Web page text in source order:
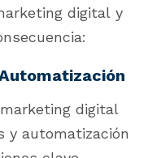
digital y
digital
y automatización